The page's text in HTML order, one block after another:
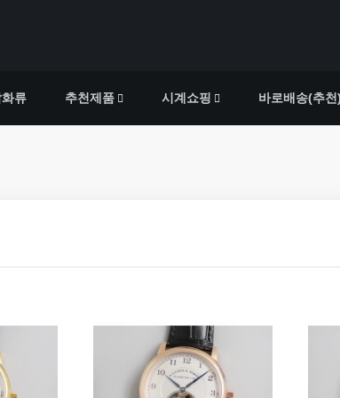
화류 추천제품 시계쇼핑 바로배송(추천